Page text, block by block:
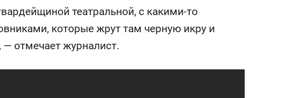
театральной, с какими-то
которые жрут там черную икру и
отмечает журналист.